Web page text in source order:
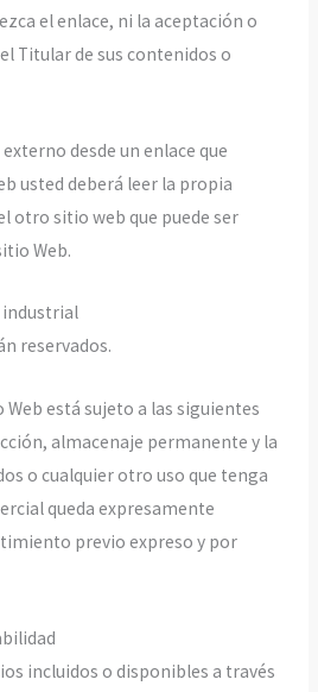
el enlace, ni la aceptación o
Titular de sus contenidos o
desde un enlace que
usted deberá leer la propia
otro sitio web que puede ser
Web.
industrial
reservados.
Web está sujeto a las siguientes
almacenaje permanente y la
o cualquier otro uso que tenga
queda expresamente
previo expreso y por
incluidos o disponibles a través